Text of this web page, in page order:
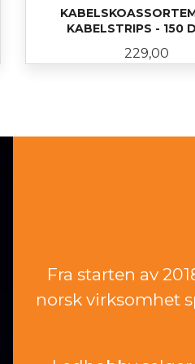
KABELSTRIPS - 150
Pris
229,00
Fra starten av
norsk virksomhet